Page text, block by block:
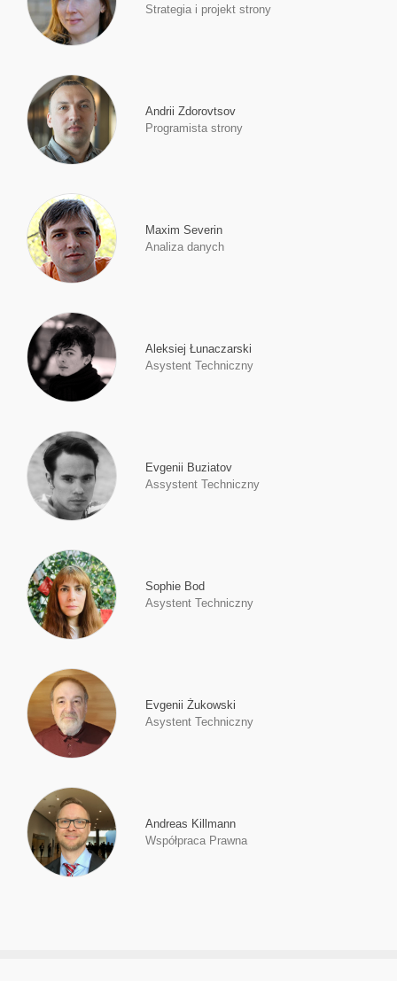
Strategia i projekt strony
Andrii Zdorovtsov
Programista strony
Maxim Severin
Analiza danych
Aleksiej Łunaczarski
Asystent Techniczny
Evgenii Buziatov
Assystent Techniczny
Sophie Bod
Asystent Techniczny
Evgenii Żukowski
Asystent Techniczny
Andreas Killmann
Współpraca Prawna